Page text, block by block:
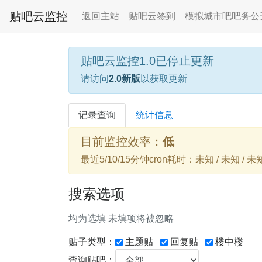
贴吧云监控 返回主站 贴吧云签到 模拟城市吧吧务公
贴吧云监控1.0已停止更新
请访问2.0新版 以获取更新
记录查询 统计信息
目前监控效率： 低
最近5/10/15分钟cron耗时：未知 / 未知 / 未
搜索选项
均为选填 未填项将被忽略
贴子类型： 主题贴 回复贴
楼中楼
查询贴吧：